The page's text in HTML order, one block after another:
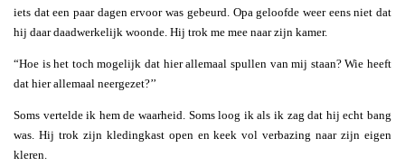
iets dat een paar dagen ervoor was gebeurd. Opa geloofde weer eens niet dat
hij daar daadwerkelijk woonde. Hij trok me mee naar zijn kamer.
“Hoe is het toch mogelijk dat hier allemaal spullen van mij staan? Wie heeft
dat hier allemaal neergezet?’’
Soms vertelde ik hem de waarheid. Soms loog ik als ik zag dat hij echt bang
was. Hij trok zijn kledingkast open en keek vol verbazing naar zijn eigen
kleren.